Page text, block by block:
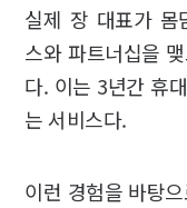
실제 장 대표가 몸
스와 파트너십을
다. 이는 3년간 휴
는 서비스다.
이런 경험을 바탕